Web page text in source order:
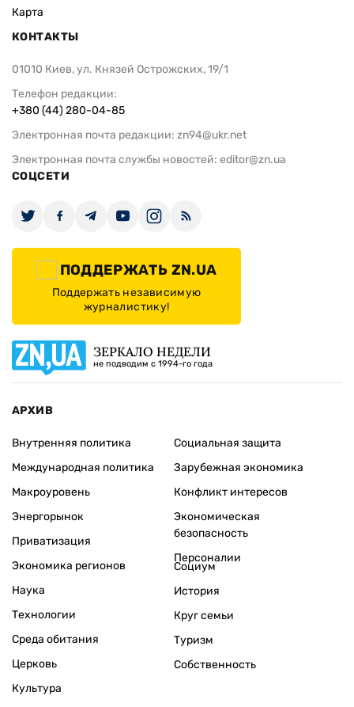
Карта
КОНТАКТЫ
01010 Киев, ул. Князей Острожских, 19/1
Телефон редакции:
+380 (44) 280-04-85
Электронная почта редакции: zn94@ukr.net
Электронная почта службы новостей: editor@zn.ua
СОЦСЕТИ
ПОДДЕРЖАТЬ ZN.UA
Поддержать независимую
журналистику!
ЗЕРКАЛО НЕДЕЛИ
не подводим с 1994-го года
АРХИВ
Внутренняя политика
Международная политика
Макроуровень
Энергорынок
Приватизация
Экономика регионов
Социальная защита
Зарубежная экономика
Конфликт интересов
Экономическая
безопасность
Персоналии
Наука
Технологии
Среда обитания
Церковь
Культура
Социум
История
Круг семьи
Туризм
Собственность